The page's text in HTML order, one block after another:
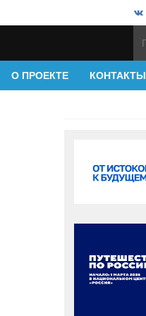
О ПРОЕКТЕ КОНТАКТЫ